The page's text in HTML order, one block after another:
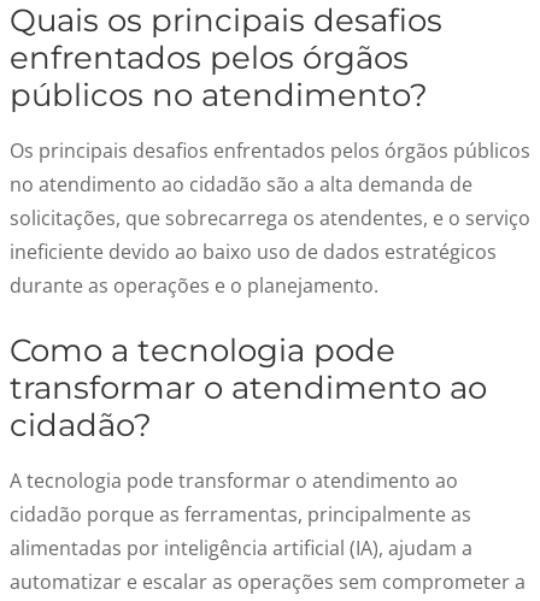
Quais os principais desafios
enfrentados pelos órgãos
públicos no atendimento?
Os principais desafios enfrentados pelos órgãos públicos
no atendimento ao cidadão são a alta demanda de
solicitações, que sobrecarrega os atendentes, e o serviço
ineficiente devido ao baixo uso de dados estratégicos
durante as operações e o planejamento.
Como a tecnologia pode
transformar o atendimento ao
cidadão?
A tecnologia pode transformar o atendimento ao
cidadão porque as ferramentas, principalmente as
alimentadas por inteligência artificial (IA), ajudam a
automatizar e escalar as operações sem comprometer a